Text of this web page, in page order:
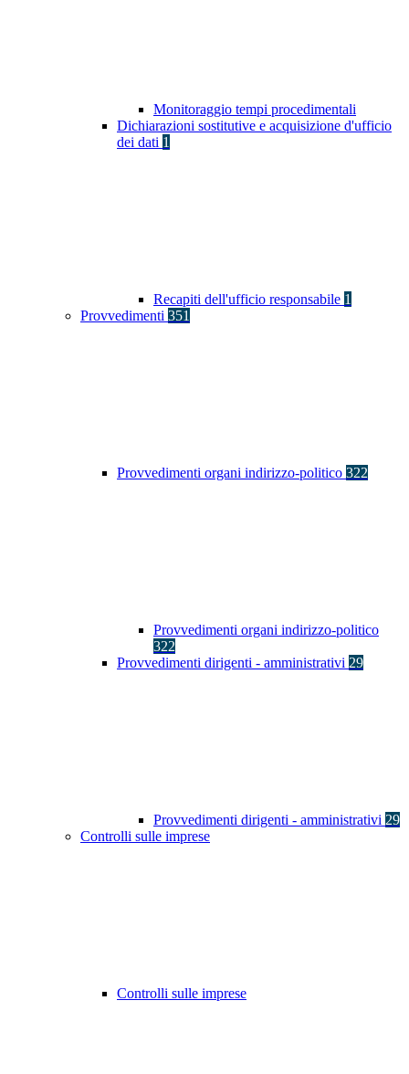
Monitoraggio tempi procedimentali
Dichiarazioni sostitutive e acquisizione d'ufficio
dei dati 1
Recapiti dell'ufficio responsabile 1
Provvedimenti 351
Provvedimenti organi indirizzo-politico 322
Provvedimenti organi indirizzo-politico
322
Provvedimenti dirigenti - amministrativi 29
Provvedimenti dirigenti - amministrativi 29
Controlli sulle imprese
Controlli sulle imprese